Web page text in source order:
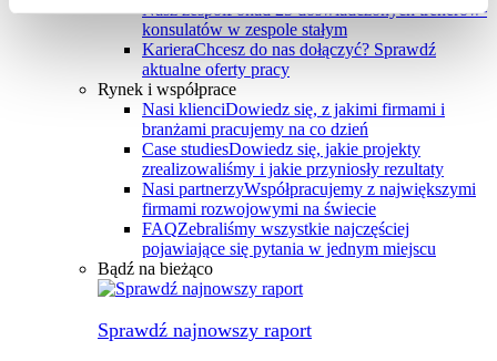
Nasz zespółPonad 25 doświadczonych trenerów-
konsulatów w zespole stałym
KarieraChcesz do nas dołączyć? Sprawdź
aktualne oferty pracy
Rynek i współprace
Nasi klienciDowiedz się, z jakimi firmami i
branżami pracujemy na co dzień
Case studiesDowiedz się, jakie projekty
zrealizowaliśmy i jakie przyniosły rezultaty
Nasi partnerzyWspółpracujemy z największymi
firmami rozwojowymi na świecie
FAQZebraliśmy wszystkie najczęściej
pojawiające się pytania w jednym miejscu
Bądź na bieżąco
Sprawdź najnowszy raport